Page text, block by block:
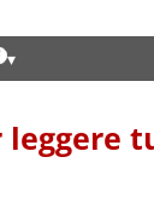
leggere